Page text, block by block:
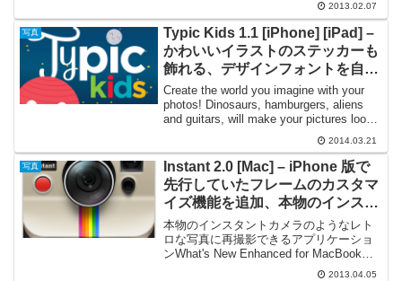
2013.02.07
写真
Typic Kids 1.1 [iPhone] [iPad] –
かわいいイラストのステッカーも
飾れる、デザインフォントを自由
にレイアウトした写真を作れる
Create the world you imagine with your
photos! Dinosaurs, hamburgers, aliens
and guitars, will make your pictures look
2014.03.21
写真
Instant 2.0 [Mac] – iPhone 版で
先行していたフレームのカスタマ
イズ機能を追加、本物のインスタ
ントカメラのような操作性でレト
ロな写真に加工する
本物のインスタントカメラのようなレト
ロな写真に再撮影できるアプリケーショ
ンWhat's New Enhanced for MacBook
Pro with Retina display Adjustable blur
2013.04.05